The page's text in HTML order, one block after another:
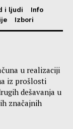
i ljudi
Info
Izbori
u realizaciji
iz prošlosti
dešavanja u
značajnih